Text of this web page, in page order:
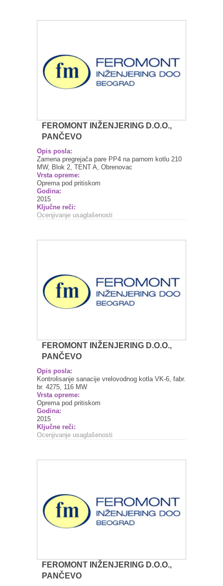
FEROMONT INŽENJERING D.O.O.,
PANČEVO
Opis posla:
Zamena pregrejača pare PP4 na parnom kotlu 210
MW, Blok 2, TENT A, Obrenovac
Vrsta opreme:
Oprema pod pritiskom
Godina:
2015
Ključne reči:
Ocenjivanje usaglašenosti
FEROMONT INŽENJERING D.O.O.,
PANČEVO
Opis posla:
Kontrolisanje sanacije vrelovodnog kotla VK-6, fabr.
br. 4275, 116 MW
Vrsta opreme:
Oprema pod pritiskom
Godina:
2015
Ključne reči:
Ocenjivanje usaglašenosti
FEROMONT INŽENJERING D.O.O.,
PANČEVO